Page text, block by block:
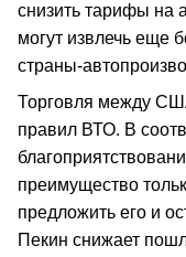
снизить тарифы на
могут извлечь еще
страны-
Торговля между
правил ВТО. В
преимущество
предложить его и
Пекин снижает